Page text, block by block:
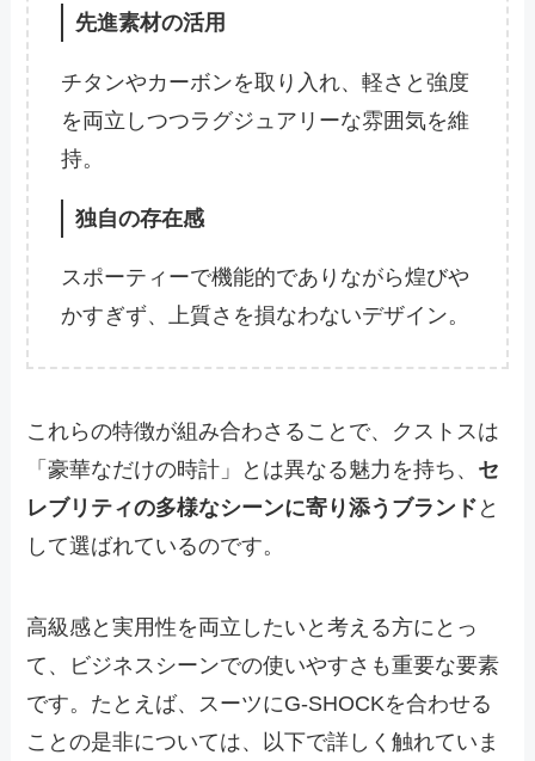
先進素材の活用
チタンやカーボンを取り入れ、軽さと強度
を両立しつつラグジュアリーな雰囲気を維
持。
独自の存在感
スポーティーで機能的でありながら煌びや
かすぎず、上質さを損なわないデザイン。
これらの特徴が組み合わさることで、クストスは
「豪華なだけの時計」とは異なる魅力を持ち、 セ
レブリティの多様なシーンに寄り添うブランド と
して選ばれているのです。
高級感と実用性を両立したいと考える方にとっ
て、ビジネスシーンでの使いやすさも重要な要素
です。たとえば、スーツにG-SHOCKを合わせる
ことの是非については、以下で詳しく触れていま